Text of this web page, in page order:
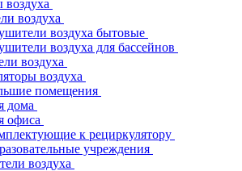
воздуха
воздуха
воздуха бытовые
воздуха для бассейнов
воздуха
воздуха
помещения
дома
офиса
к рециркулятору
учреждения
воздуха